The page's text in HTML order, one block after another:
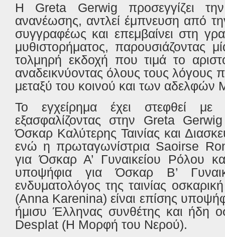
Η Greta Gerwig
προσεγγίζει
ανανέωσης, αντλεί έμπνευση από
συγγραφέως και επεμβαίνει στη
μυθιστορήματος, παρουσιάζοντας
τολμηρή εκδοχή που τιμά το
αναδεικνύοντας όλους τους λόγους
μεταξύ του κοινού και των αδελφών
Το εγχείρημα έχει στεφθεί με
εξασφαλίζοντας στην Greta Gerwig
Όσκαρ Καλύτερης Ταινίας και
ενώ η πρωταγωνίστρια Saoirse
για Όσκαρ Α’ Γυναικείου Ρόλου
υποψήφια για Όσκαρ Β’
ενδυματολόγος της ταινίας
(Anna Karenina) είναι επίσης
ήμισυ Έλληνας συνθέτης και ήδη
Desplat (Η Μορφή του Νερού).